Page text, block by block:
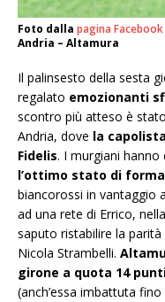
Foto dalla pagina
Andria – Altamura
Il palinsesto della sesta
regalato emozionanti
scontro più atteso è
Andria, dove la
Fidelis. I murgiani
l’ottimo stato di forma
biancorossi in vantaggio
ad una rete di Errico,
saputo ristabilire la
Nicola Strambelli.
girone a quota 14
(anch’essa imbattuta